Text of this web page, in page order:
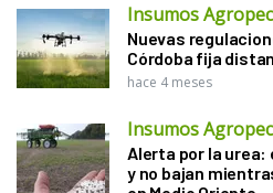
Insumos
Nuevas
Córdoba fija
hace 4 meses
Insumos
Alerta por la urea:
y no bajan